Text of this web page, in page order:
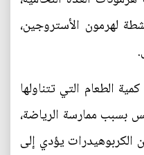
لهرمون الأستروجين،
الطعام التي تتناولها
بسبب ممارسة الرياضة،
يؤدي إلى